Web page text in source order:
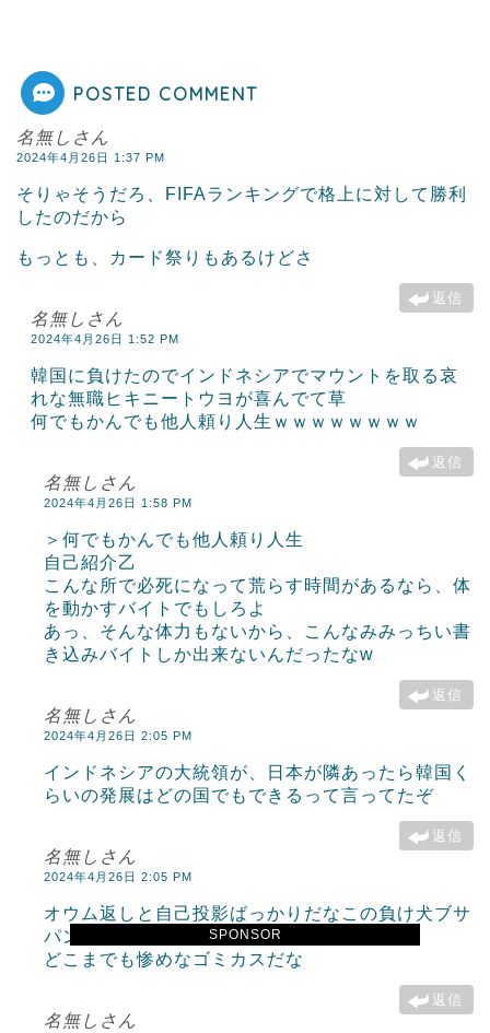
SPONSOR
POSTED COMMENT
名無しさん
2024年4月26日 1:37 PM
そりゃそうだろ、FIFAランキングで格上に対して勝利
したのだから
もっとも、カード祭りもあるけどさ
返信
名無しさん
2024年4月26日 1:52 PM
韓国に負けたのでインドネシアでマウントを取る哀
れな無職ヒキニートウヨが喜んでて草
何でもかんでも他人頼り人生ｗｗｗｗｗｗｗｗ
返信
名無しさん
2024年4月26日 1:58 PM
＞何でもかんでも他人頼り人生
自己紹介乙
こんな所で必死になって荒らす時間があるなら、体
を動かすバイトでもしろよ
あっ、そんな体力もないから、こんなみみっちい書
き込みバイトしか出来ないんだったなw
返信
名無しさん
2024年4月26日 2:05 PM
インドネシアの大統領が、日本が隣あったら韓国く
らいの発展はどの国でもできるって言ってたぞ
返信
名無しさん
2024年4月26日 2:05 PM
オウム返しと自己投影ばっかりだなこの負け犬ブサ
パンチョは
どこまでも惨めなゴミカスだな
返信
名無しさん